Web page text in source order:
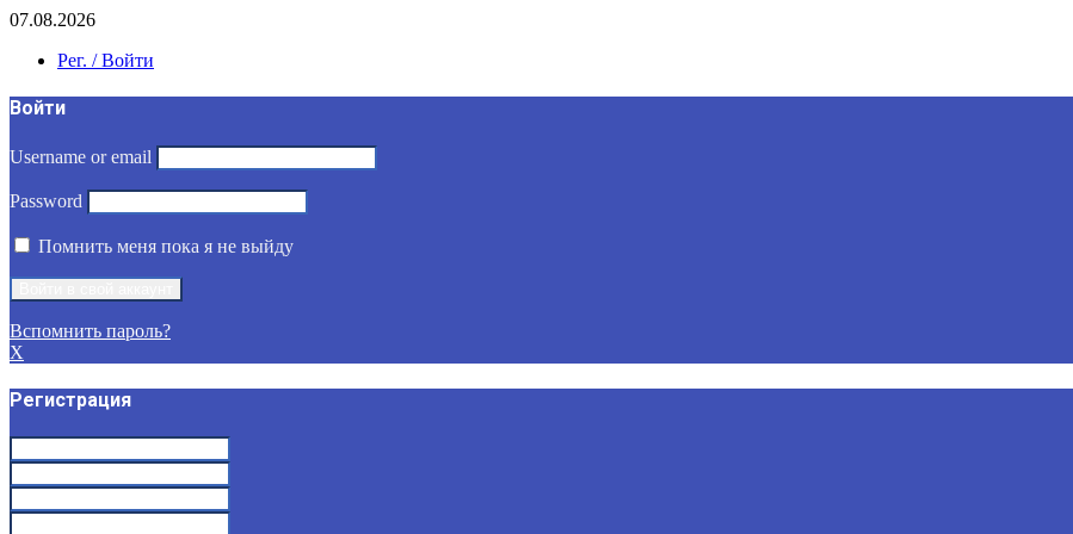
07.08.2026
Рег. / Войти
Войти
Username or email
Password
Помнить меня пока я не выйду
Вспомнить пароль?
X
Регистрация